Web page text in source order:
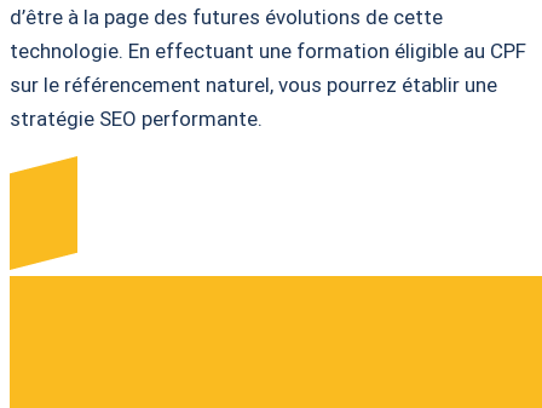
d’être à la page des futures évolutions de cette
technologie. En effectuant une formation éligible au CPF
sur le référencement naturel, vous pourrez établir une
stratégie SEO performante.